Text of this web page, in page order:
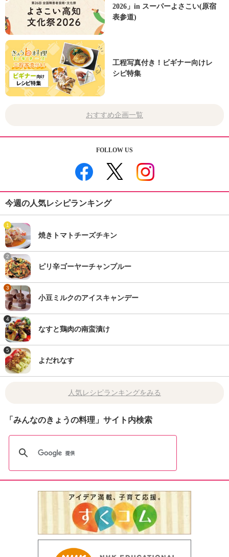
2026」in スーパーよさこい(原宿
表参道)
工程写真付き！ビギナー向けレ
シピ特集
おすすめ企画一覧
FOLLOW US
今週の人気レシピランキング
1
焼きトマトチーズチキン
2
ピリ辛ゴーヤーチャンプルー
3
小豆ミルクのアイスキャンデー
4
なすと鶏肉の南蛮漬け
5
よだれなす
人気レシピランキングをみる
「みんなのきょうの料理」サイト内検索